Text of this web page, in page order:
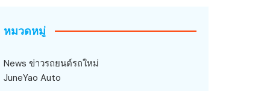
หมวดหมู่
News ข่าวรถยนต์รถใหม่
JuneYao Auto